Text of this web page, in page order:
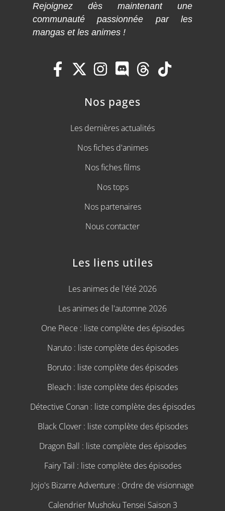
Rejoignez dès maintenant une
communauté passionnée par les
mangas et les animes !
Nos pages
Les dernières actualités
Nos fiches d'animes
Nos fiches films
Nos tops
Nos partenaires
Nous contacter
Les liens utiles
Les animes de l'été 2026
Les animes de l'automne 2026
One Piece : liste complète des épisodes
Naruto : liste complète des épisodes
Boruto : liste complète des épisodes
Bleach : liste complète des épisodes
Détective Conan : liste complète des épisodes
Black Clover : liste complète des épisodes
Dragon Ball : liste complète des épisodes
Fairy Tail : liste complète des épisodes
Jojo's Bizarre Adventure : Ordre de visionnage
Calendrier Mushoku Tensei Saison 3